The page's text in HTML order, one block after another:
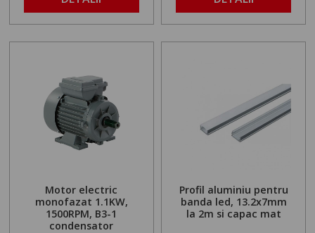
Motor electric
monofazat 1.1KW,
1500RPM, B3-1
condensator
Profil aluminiu pentru
banda led, 13.2x7mm
la 2m si capac mat